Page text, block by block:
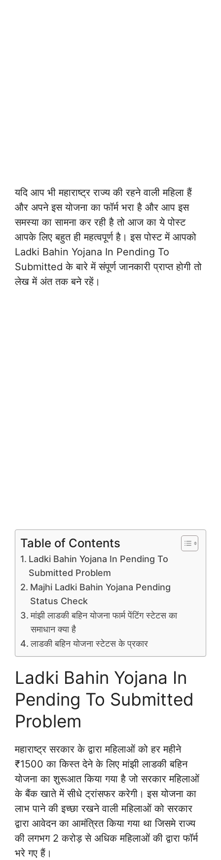
यदि आप भी महाराष्ट्र राज्य की रहने वाली महिला हैं
और अपने इस योजना का फॉर्म भरा है और आप इस
समस्या का सामना कर रही है तो आज का ये पोस्ट
आपके लिए बहुत ही महत्वपूर्ण है। इस पोस्ट में आपको
Ladki Bahin Yojana In Pending To
Submitted के बारे में संपूर्ण जानकारी प्राप्त होगी तो
लेख में अंत तक बने रहें।
Table of Contents
Ladki Bahin Yojana In Pending To
Submitted Problem
Majhi Ladki Bahin Yojana Pending
Status Check
मांझी लाडकी बहिन योजना फार्म पेंटिंग स्टेटस का
समाधान क्या है
लाडकी बहिन योजना स्टेटस के प्रकार
Ladki Bahin Yojana In
Pending To Submitted
Problem
महाराष्ट्र सरकार के द्वारा महिलाओं को हर महीने
₹1500 का किस्त देने के लिए मांझी लाडकी बहिन
योजना का शुरूआत किया गया है जो सरकार महिलाओं
के बैंक खाते में सीधे ट्रांसफर करेगी। इस योजना का
लाभ पाने की इच्छा रखने वाली महिलाओं को सरकार
द्वारा आवेदन का आमंत्रित किया गया था जिसमे राज्य
की लगभग 2 करोड़ से अधिक महिलाओं की द्वारा फॉर्म
भरे गए हैं।